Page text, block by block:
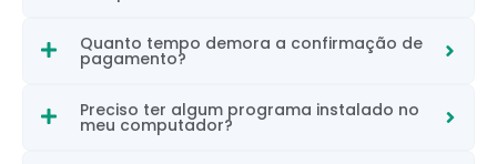
Quanto tempo demora a confirmação de
pagamento?
Preciso ter algum programa instalado no
meu computador?